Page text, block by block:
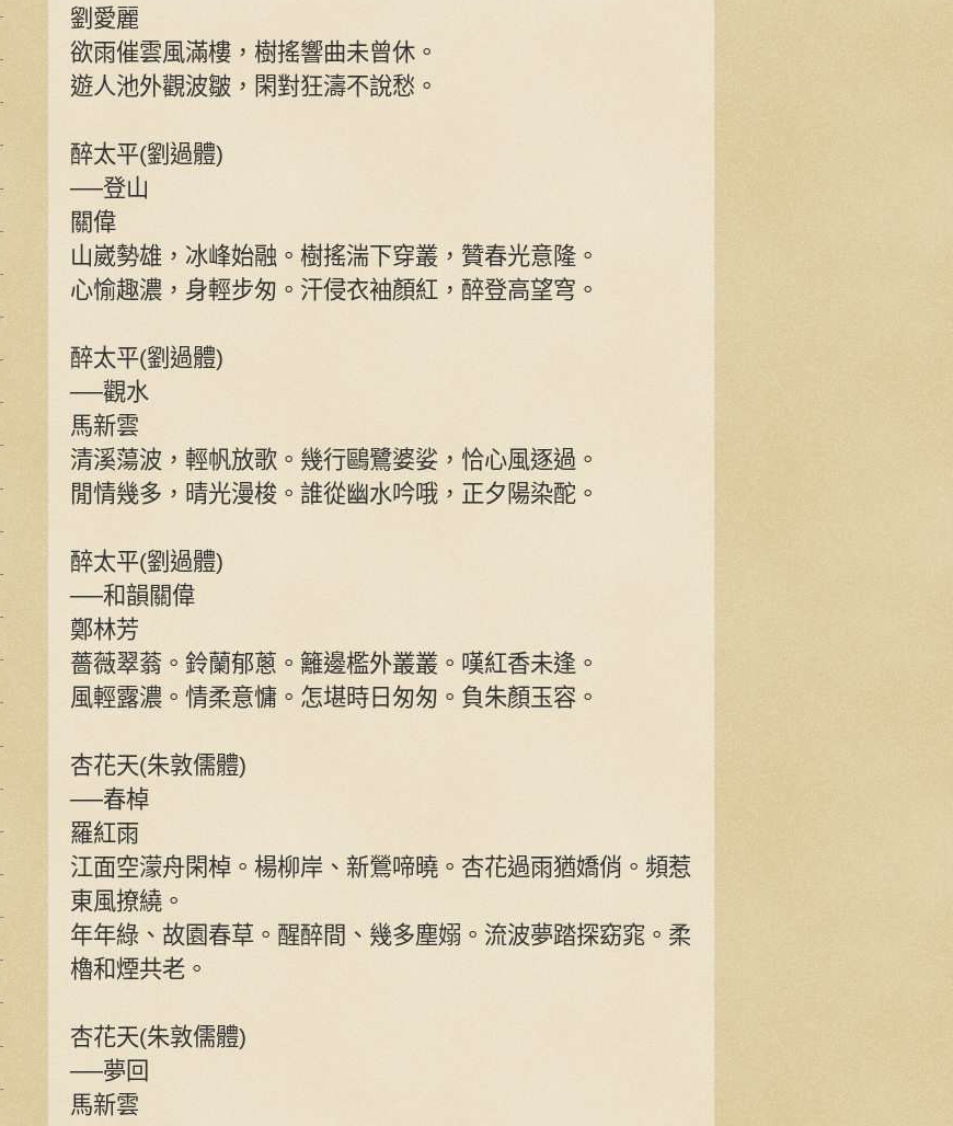
劉愛麗
欲雨催雲風滿樓，樹搖響曲未曾休。
遊人池外觀波皺，閑對狂濤不說愁。
醉太平(劉過體)
──登山
關偉
山崴勢雄，冰峰始融。樹搖湍下穿叢，贊春光意隆。
心愉趣濃，身輕步匆。汗侵衣袖顏紅，醉登高望穹。
醉太平(劉過體)
──觀水
馬新雲
清溪蕩波，輕帆放歌。幾行鷗鷺婆娑，恰心風逐過。
閒情幾多，晴光漫梭。誰從幽水吟哦，正夕陽染酡。
醉太平(劉過體)
──和韻關偉
鄭林芳
薔薇翠蓊。鈴蘭郁蔥。籬邊檻外叢叢。嘆紅香未逢。
風輕露濃。情柔意慵。怎堪時日匆匆。負朱顏玉容。
杏花天(朱敦儒體)
──春棹
羅紅雨
江面空濛舟閑棹。楊柳岸、新鶯啼曉。杏花過雨猶嬌俏。頻惹
東風撩繞。
年年綠、故園春草。醒醉間、幾多塵嫋。流波夢踏探窈窕。柔
櫓和煙共老。
杏花天(朱敦儒體)
──夢回
馬新雲